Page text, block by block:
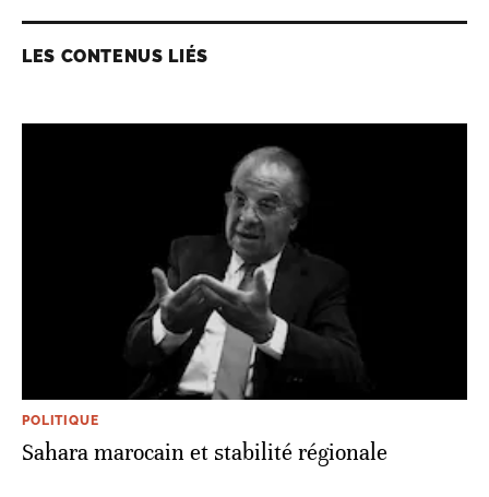
LES CONTENUS LIÉS
POLITIQUE
Sahara marocain et stabilité régionale